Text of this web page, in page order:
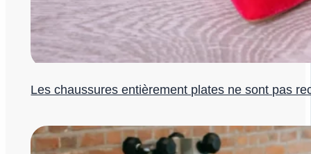
Les chaussures entièrement plates ne sont pas